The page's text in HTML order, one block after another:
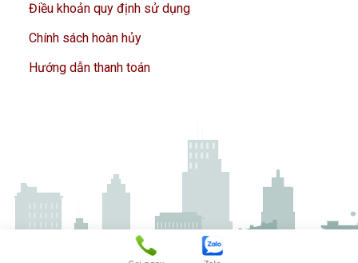
Điều khoản quy định sử dụng
Chính sách hoàn hủy
Hướng dẫn thanh toán